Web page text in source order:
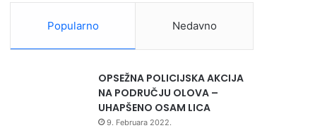
Popularno Nedavno
OPSEŽNA POLICIJSKA AKCIJA
NA PODRUČJU OLOVA –
UHAPŠENO OSAM LICA
9. Februara 2022.